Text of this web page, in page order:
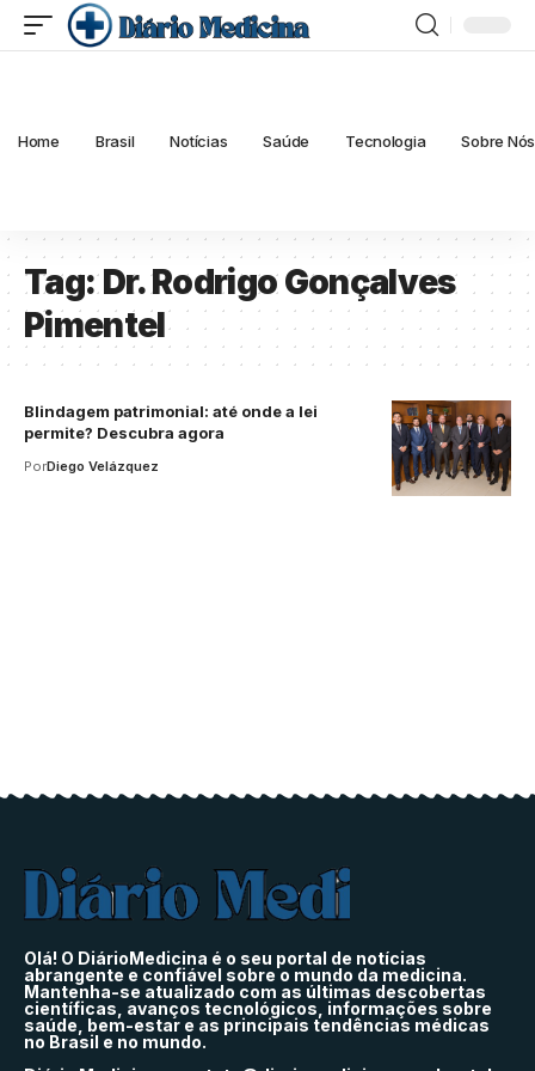
Home Brasil Notícias Saúde Tecnologia Sobre Nós
Tag:Dr. Rodrigo Gonçalves
Pimentel
Blindagem patrimonial: até onde a lei
permite? Descubra agora
PorDiego Velázquez
Olá! O DiárioMedicina é o seu portal de notícias
abrangente e confiável sobre o mundo da medicina.
Mantenha-se atualizado com as últimas descobertas
científicas, avanços tecnológicos, informações sobre
saúde, bem-estar e as principais tendências médicas
no Brasil e no mundo.